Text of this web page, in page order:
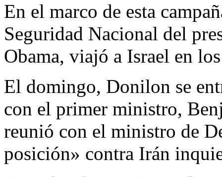
En el marco de esta
Seguridad Nacional del
Obama, viajó a Israel en
El domingo, Donilon se
con el primer ministro,
reunió con el ministro de
posición» contra Irán